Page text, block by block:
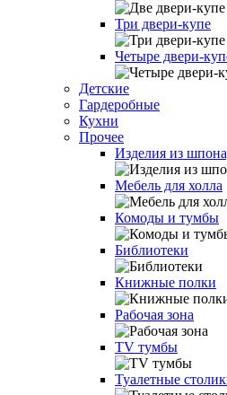
Три двери-купе
Четыре двери-
Детские
Гардеробные
Кухни
Прочее
Изделия из
Мебель для холла
Комоды и тумбы
Библиотеки
Книжные полки
Рабочая зона
TV тумбы
Туалетные